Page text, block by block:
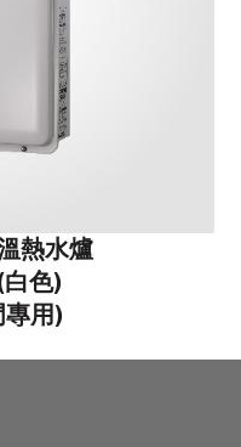
熱水爐
色)
用)